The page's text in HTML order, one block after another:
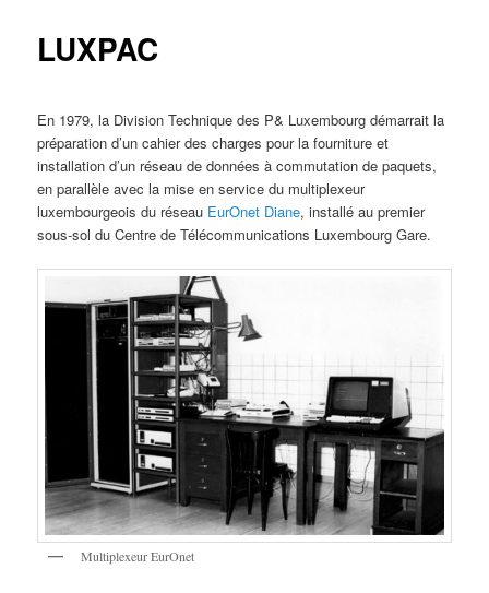
LUXPAC
En 1979, la Division Technique des P& Luxembourg démarrait la
préparation d’un cahier des charges pour la fourniture et
installation d’un réseau de données à commutation de paquets,
en parallèle avec la mise en service du multiplexeur
luxembourgeois du réseau EurOnet Diane, installé au premier
sous-sol du Centre de Télécommunications Luxembourg Gare.
Multiplexeur EurOnet